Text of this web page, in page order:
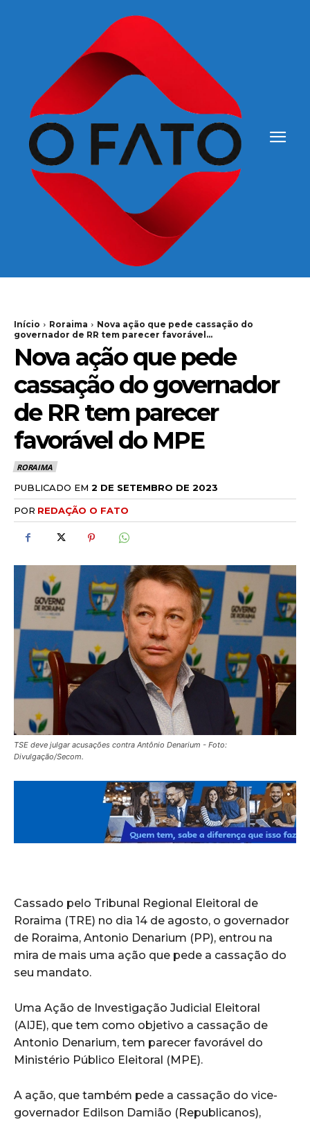
Início Roraima
Nova ação que pede cassação do
governador de RR tem parecer favorável...
Nova ação que pede
cassação do governador
de RR tem parecer
favorável do MPE
RORAIMA
PUBLICADO EM 2 DE SETEMBRO DE 2023
POR REDAÇÃO O FATO
TSE deve julgar acusações contra Antônio Denarium - Foto:
Divulgação/Secom.
Cassado pelo Tribunal Regional Eleitoral de
Roraima (TRE) no dia 14 de agosto, o governador
de Roraima, Antonio Denarium (PP), entrou na
mira de mais uma ação que pede a cassação do
seu mandato.
Uma Ação de Investigação Judicial Eleitoral
(AIJE), que tem como objetivo a cassação de
Antonio Denarium, tem parecer favorável do
Ministério Público Eleitoral (MPE).
A ação, que também pede a cassação do vice-
governador Edilson Damião (Republicanos),